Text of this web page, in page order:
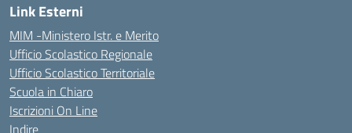
Link Esterni
MIM -Ministero Istr. e Merito
Ufficio Scolastico Regionale
Ufficio Scolastico Territoriale
Scuola in Chiaro
Iscrizioni On Line
Indire